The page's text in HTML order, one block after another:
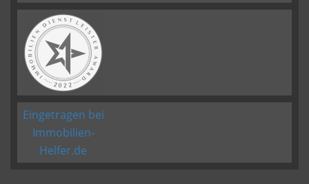
Eingetragen bei
Immobilien-
Helfer.de